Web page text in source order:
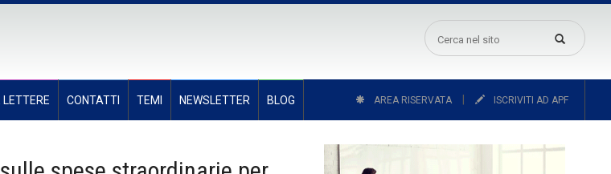
LETTERE CONTATTI TEMI NEWSLETTER BLOG AREA RISERVATA ISCRIVITI AD APF